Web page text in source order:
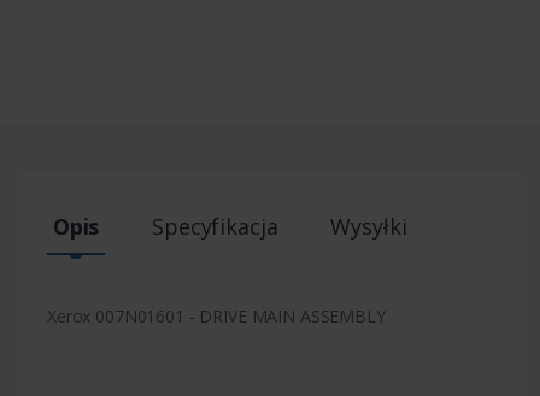
Opis Specyfikacja Wysyłki
Xerox 007N01601 - DRIVE MAIN ASSEMBLY